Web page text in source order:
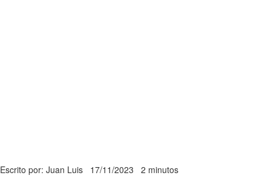
Escrito por: Juan Luis 17/11/2023 2 minutos